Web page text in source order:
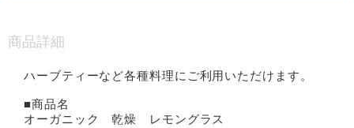
商品詳細
ハーブティーなど各種料理にご利用いただけます。
■商品名
オーガニック 乾燥 レモングラス